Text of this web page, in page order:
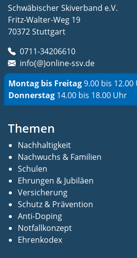
Schwäbischer Skiverband e.V.
Fritz-Walter-Weg 19
70372 Stuttgart
0711-34206610
info(@)online-ssv.de
Montag bis Freitag9.00 bis 12.00
Donnerstag 14.00 bis 18.00 Uhr
Themen
Nachhaltigkeit
Nachwuchs & Familien
Schulen
Ehrungen & Jubiläen
Versicherung
Schutz & Prävention
Anti-Doping
Notfallkonzept
Ehrenkodex